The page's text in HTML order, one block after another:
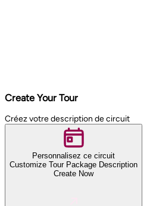
Create Your Tour
Créez votre description de circuit
Personnalisez ce circuit
Customize Tour Package Description
Create Now